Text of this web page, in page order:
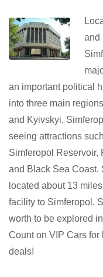
and
an important political
into three main
and Kyivskyi,
seeing attractions
Simferopol Reservoir,
and Black Sea Coast.
located about 13
facility to Simferopol.
worth to be explored
Count on VIP Cars for
deals!